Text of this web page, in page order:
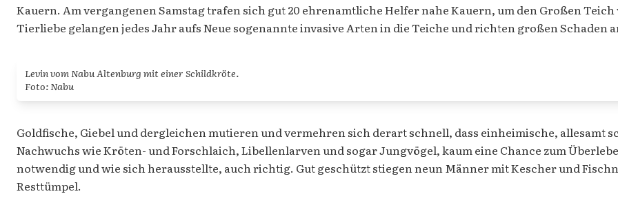
Kauern. Am vergangenen Samstag trafen sich gut 20 ehrenamtliche Helfer nahe Kauern, um den Großen
Tierliebe gelangen jedes Jahr aufs Neue sogenannte invasive Arten in die Teiche und richten großen Schaden
Levin vom Nabu Altenburg mit einer Schildkröte.
Foto: Nabu
Goldfische, Giebel und dergleichen mutieren und vermehren sich derart schnell, dass einheimische, allesamt
Nachwuchs wie Kröten- und Forschlaich, Libellenlarven und sogar Jungvögel, kaum eine Chance zum
notwendig und wie sich herausstellte, auch richtig. Gut geschützt stiegen neun Männer mit Kescher und
Resttümpel.